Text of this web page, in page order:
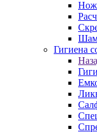
Гигиена